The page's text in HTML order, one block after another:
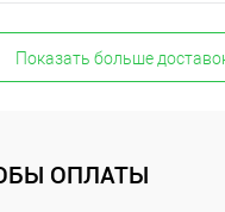
Показать больше
ОПЛАТЫ